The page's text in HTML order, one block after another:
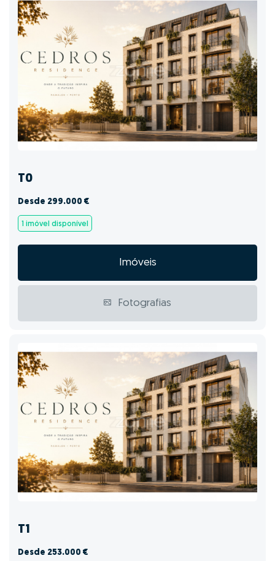
T0
Desde 299.000 €
1 imóvel disponível
Imóveis
Fotografias
T1
Desde 253.000 €